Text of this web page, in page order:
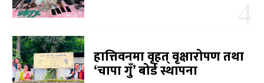
हात्तिवनमा वृहत् वृक्षारोपण तथा
‘चापा गुँ’ बोर्ड स्थापना